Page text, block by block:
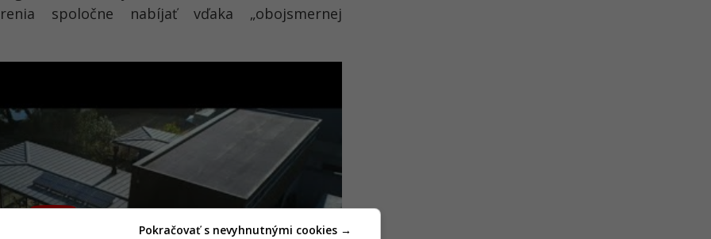
spoločne nabíjať vďaka „obojsmernej
Pokračovať s nevyhnutnými cookies →